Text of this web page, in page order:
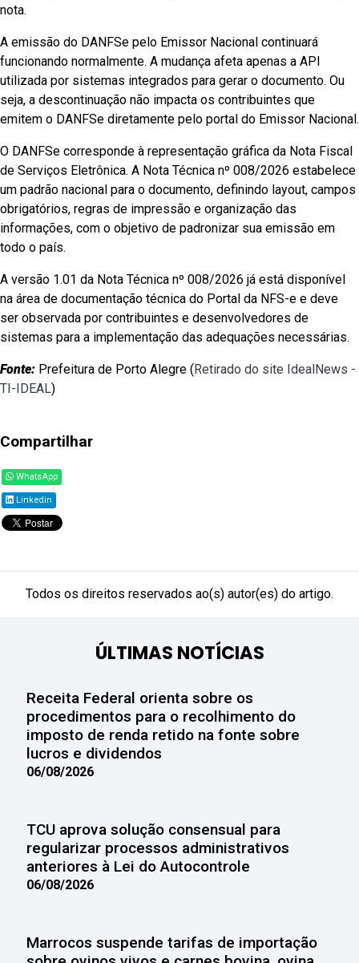
nota.
A emissão do DANFSe pelo Emissor Nacional continuará
funcionando normalmente. A mudança afeta apenas a API
utilizada por sistemas integrados para gerar o documento. Ou
seja, a descontinuação não impacta os contribuintes que
emitem o DANFSe diretamente pelo portal do Emissor Nacional.
O DANFSe corresponde à representação gráfica da Nota Fiscal
de Serviços Eletrônica. A Nota Técnica nº 008/2026 estabelece
um padrão nacional para o documento, definindo layout, campos
obrigatórios, regras de impressão e organização das
informações, com o objetivo de padronizar sua emissão em
todo o país.
A versão 1.01 da Nota Técnica nº 008/2026 já está disponível
na área de documentação técnica do Portal da NFS-e e deve
ser observada por contribuintes e desenvolvedores de
sistemas para a implementação das adequações necessárias.
Fonte: Prefeitura de Porto Alegre (Retirado do site IdealNews -
TI-IDEAL)
Compartilhar
WhatsApp
Linkedin
Todos os direitos reservados ao(s) autor(es) do artigo.
ÚLTIMAS NOTÍCIAS
Receita Federal orienta sobre os
procedimentos para o recolhimento do
imposto de renda retido na fonte sobre
lucros e dividendos
06/08/2026
TCU aprova solução consensual para
regularizar processos administrativos
anteriores à Lei do Autocontrole
06/08/2026
Marrocos suspende tarifas de importação